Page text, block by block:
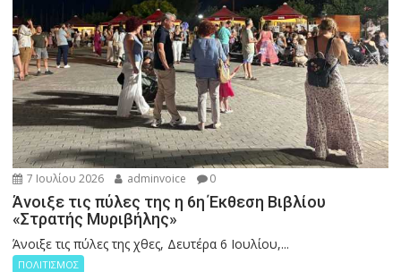
7 Ιουλίου 2026 adminvoice 0
Άνοιξε τις πύλες της η 6η Έκθεση Βιβλίου
«Στρατής Μυριβήλης»
Άνοιξε τις πύλες της χθες, Δευτέρα 6 Ιουλίου,...
ΠΟΛΙΤΙΣΜΟΣ